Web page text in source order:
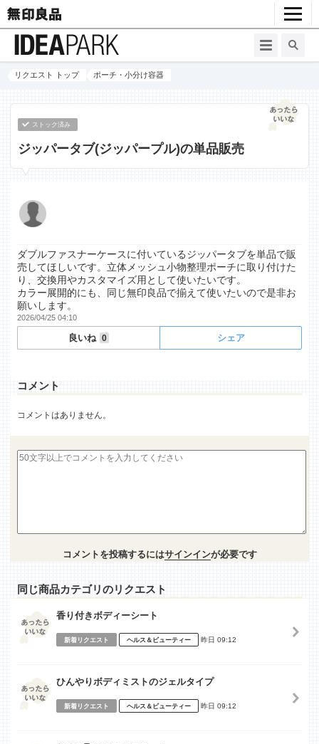
リクエスト トップ ポーチ・小分け容器
ストック済み
ジッパータブ(ジッパープル)の単品販売
ダブルファスナーケースに付いているジッパータブを単品で販
売してほしいです。立体メッシュ小物整理ポーチに取り付けた
り、交換用やカスタマイズ用として使いたいです。
カラー展開的にも、同じ無印良品で揃えて使いたいので是非お
願いします。
2026/04/25 04:10
良いね 0 シェア
コメント
コメントはありません。
コメントを投稿するにはサインインが必要です
同じ商品カテゴリのリクエスト
香り付きボディーシート
新着リクエスト ヘルス＆ビューティー 昨日 09:12
ひんやりボディミストのジェルタイプ
新着リクエスト ヘルス＆ビューティー 昨日 09:12